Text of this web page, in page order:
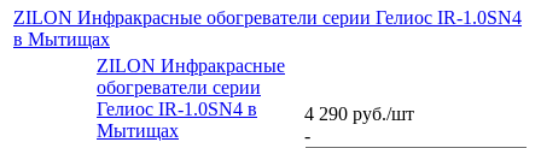
ZILON Инфракрасные обогреватели серии Гелиос IR-1.0SN4
в Мытищах
ZILON Инфракрасные
обогреватели серии
Гелиос IR-1.0SN4 в
Мытищах
4 290 руб./шт
-